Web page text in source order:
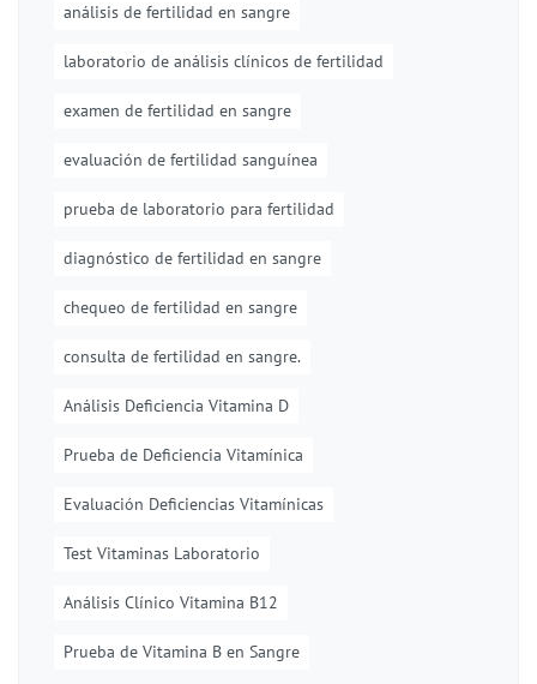
análisis de fertilidad en sangre
laboratorio de análisis clínicos de fertilidad
examen de fertilidad en sangre
evaluación de fertilidad sanguínea
prueba de laboratorio para fertilidad
diagnóstico de fertilidad en sangre
chequeo de fertilidad en sangre
consulta de fertilidad en sangre.
Análisis Deficiencia Vitamina D
Prueba de Deficiencia Vitamínica
Evaluación Deficiencias Vitamínicas
Test Vitaminas Laboratorio
Análisis Clínico Vitamina B12
Prueba de Vitamina B en Sangre